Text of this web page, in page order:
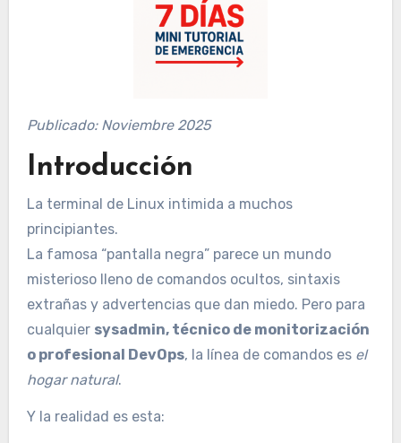
Publicado: Noviembre 2025
Introducción
La terminal de Linux intimida a muchos
principiantes.
La famosa “pantalla negra” parece un mundo
misterioso lleno de comandos ocultos, sintaxis
extrañas y advertencias que dan miedo. Pero para
cualquier sysadmin, técnico de monitorización
o profesional DevOps, la línea de comandos es el
hogar natural.
Y la realidad es esta: